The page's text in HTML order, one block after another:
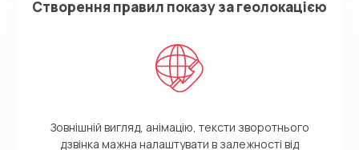
Створення правил показу за геолокацією
Зовнішній вигляд, анімацію, тексти зворотнього
дзвінка мажна налаштувати в залежності від